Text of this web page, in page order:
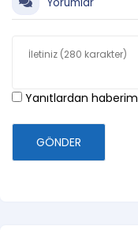
Yanıtlardan
GÖNDER